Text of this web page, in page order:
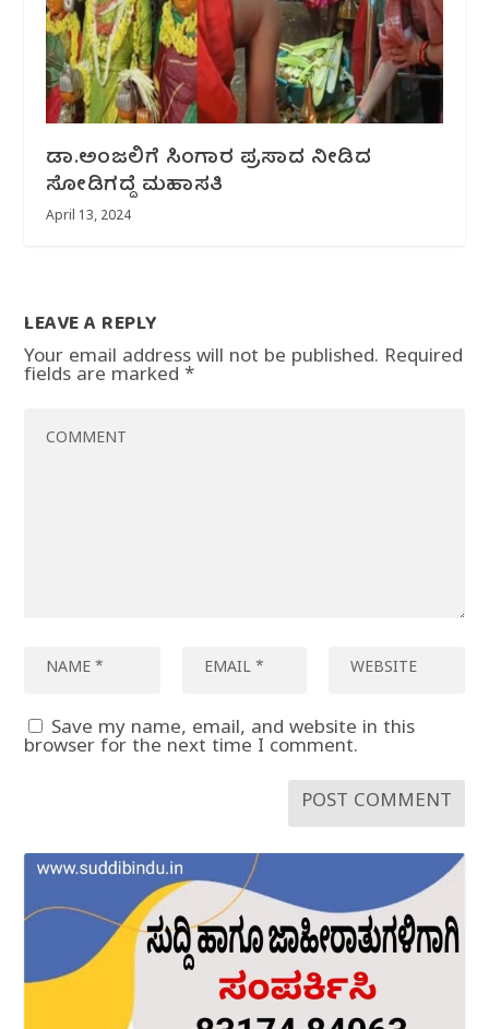
ಡಾ.ಅಂಜಲಿಗೆ ಸಿಂಗಾರ ಪ್ರಸಾದ ನೀಡಿದ
ಸೋಡಿಗದ್ದೆ ಮಹಾಸತಿ
April 13, 2024
LEAVE A REPLY
Your email address will not be published. Required
fields are marked*
Save my name, email, and website in this
browser for the next time I comment.